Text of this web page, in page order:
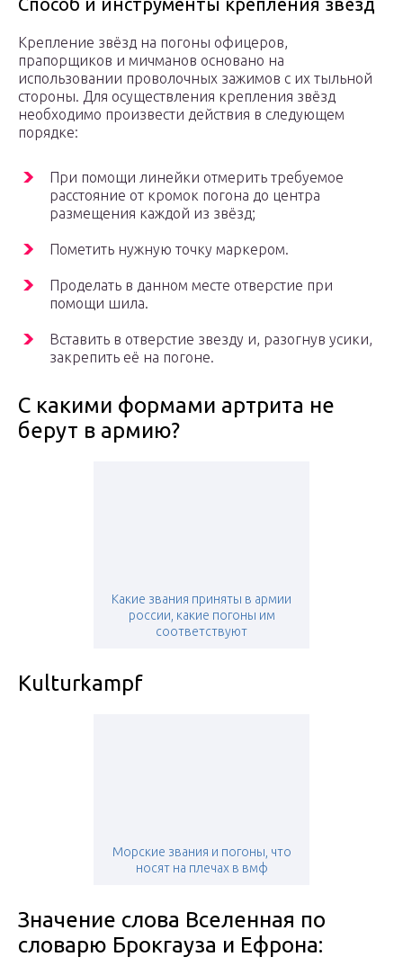
Способ и инструменты крепления звёзд
Крепление звёзд на погоны офицеров,
прапорщиков и мичманов основано на
использовании проволочных зажимов с их тыльной
стороны. Для осуществления крепления звёзд
необходимо произвести действия в следующем
порядке:
При помощи линейки отмерить требуемое
расстояние от кромок погона до центра
размещения каждой из звёзд;
Пометить нужную точку маркером.
Проделать в данном месте отверстие при
помощи шила.
Вставить в отверстие звезду и, разогнув усики,
закрепить её на погоне.
С какими формами артрита не
берут в армию?
Какие звания приняты в армии
россии, какие погоны им
соответствуют
Kulturkampf
Морские звания и погоны, что
носят на плечах в вмф
Значение слова Вселенная по
словарю Брокгауза и Ефрона: